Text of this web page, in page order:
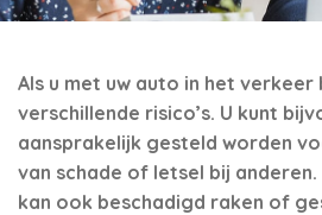
Als u met uw auto in het
verschillende risico’s. U kunt
aansprakelijk gesteld worden
van schade of letsel bij
kan ook beschadigd raken of